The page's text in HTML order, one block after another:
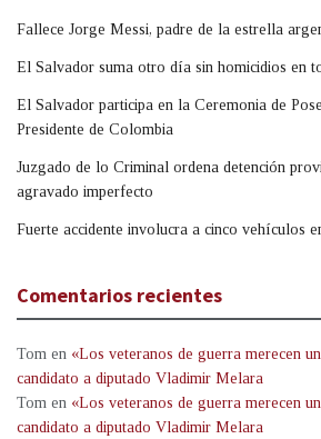
Fallece Jorge Messi, padre de la estrella
El Salvador suma otro día sin homicidios en
El Salvador participa en la Ceremonia de
Presidente de Colombia
Juzgado de lo Criminal ordena detención
agravado imperfecto
Fuerte accidente involucra a cinco vehículos
Comentarios recientes
Tom en «Los veteranos de guerra merecen
candidato a diputado Vladimir Melara
Tom en «Los veteranos de guerra merecen
candidato a diputado Vladimir Melara